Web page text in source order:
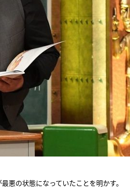
悪の状態になっていたことを明かす。